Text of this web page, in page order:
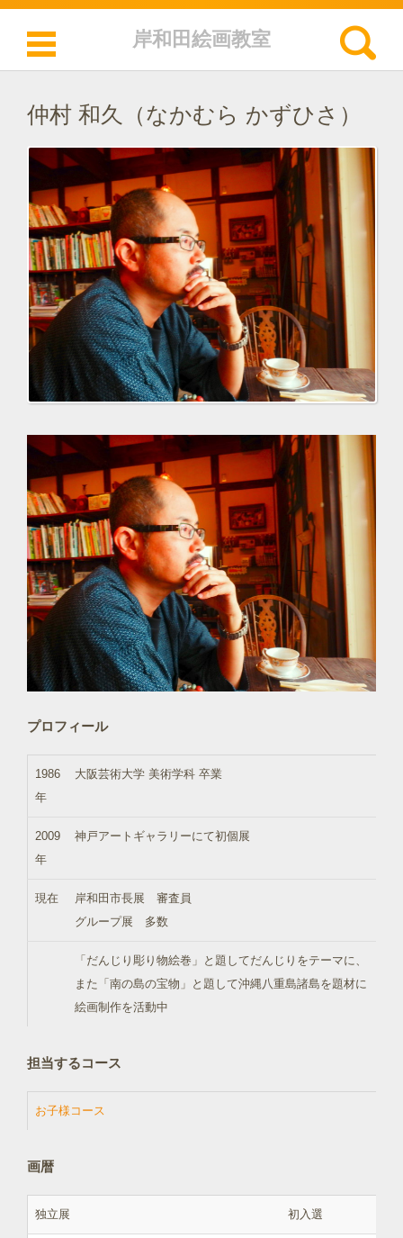
岸和田絵画教室
検索:
コンテンツに移動
仲村 和久（なかむら かずひさ）
プロフィール
1986
年
大阪芸術大学 美術学科 卒業
2009
年
神戸アートギャラリーにて初個展
現在
岸和田市長展 審査員
グループ展 多数
「だんじり彫り物絵巻」と題してだんじりをテーマに、
また「南の島の宝物」と題して沖縄八重島諸島を題材に
絵画制作を活動中
担当するコース
お子様コース
画暦
独立展 初入選